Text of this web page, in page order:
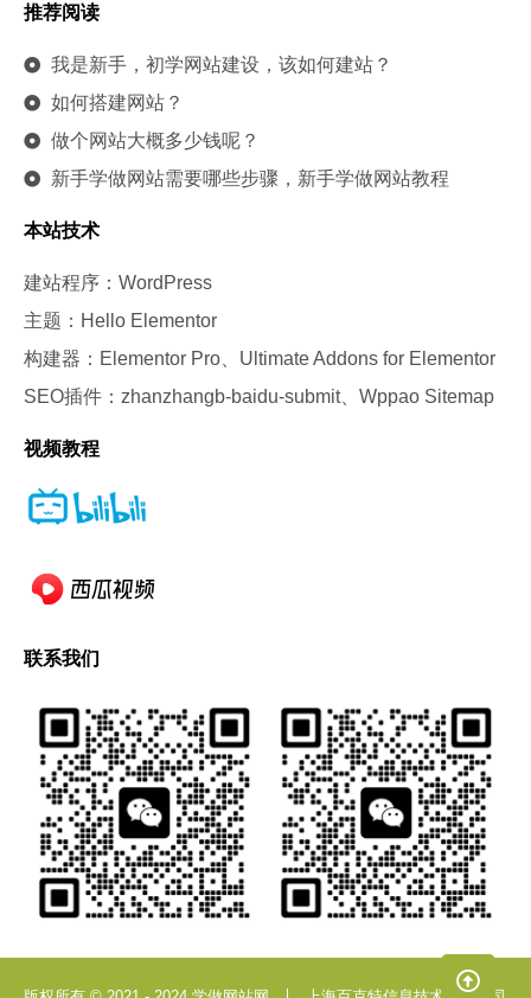
推荐阅读
我是新手，初学网站建设，该如何建站？
如何搭建网站？
做个网站大概多少钱呢？
新手学做网站需要哪些步骤，新手学做网站教程
本站技术
建站程序：WordPress
主题：Hello Elementor
构建器：Elementor Pro、Ultimate Addons for Elementor
SEO插件：zhanzhangb-baidu-submit、Wppao Sitemap
视频教程
联系我们